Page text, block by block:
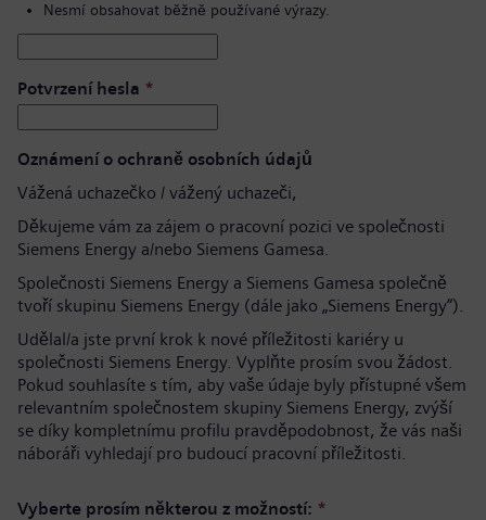
Nesmí obsahovat běžně používané výrazy.
Potvrzení hesla *
Oznámení o ochraně osobních údajů
Vážená uchazečko / vážený uchazeči,
Děkujeme vám za zájem o pracovní pozici ve společnosti
Siemens Energy a/nebo Siemens Gamesa.
Společnosti Siemens Energy a Siemens Gamesa společně
tvoří skupinu Siemens Energy (dále jako „Siemens Energy“).
Udělal/a jste první krok k nové příležitosti kariéry u
společnosti Siemens Energy. Vyplňte prosím svou žádost.
Pokud souhlasíte s tím, aby vaše údaje byly přístupné všem
relevantním společnostem skupiny Siemens Energy, zvýší
se díky kompletnímu profilu pravděpodobnost, že vás naši
náboráři vyhledají pro budoucí pracovní příležitosti.
Vyberte prosím některou z možností: *